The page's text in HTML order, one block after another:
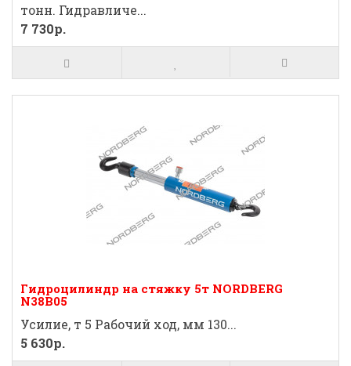
тонн. Гидравличе...
7 730р.
Гидроцилиндр на стяжку 5т NORDBERG
N38В05
Усилие, т 5 Рабочий ход, мм 130...
5 630р.